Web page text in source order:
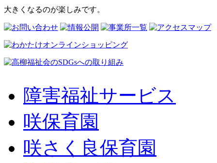
大きくなるのが楽しみです。
障害福祉サービス
咲保育園
咲さく良保育園